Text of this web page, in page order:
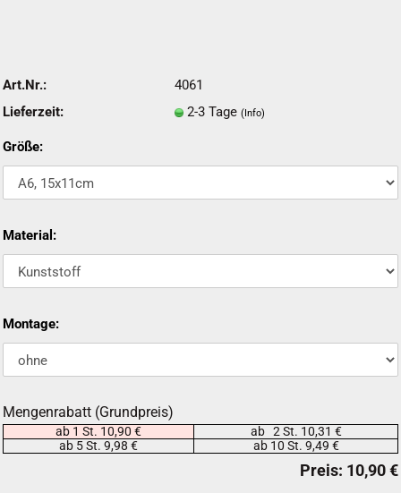
Art.Nr.:
4061
Lieferzeit:
2-3 Tage (Info)
Größe:
Material:
Montage:
Mengenrabatt (Grundpreis)
ab 1 St. 10,90 €
ab 2 St. 10,31 €
ab 5 St. 9,98 €
ab 10 St. 9,49 €